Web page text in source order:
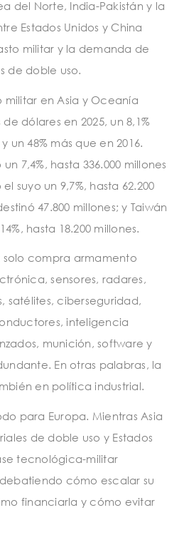
del Norte, India-Pakistán y la
Estados Unidos y China
militar y la demanda de
de doble uso.
militar en Asia y Oceanía
dólares en 2025, un 8,1%
un 48% más que en 2016.
7,4%, hasta 336.000 millones
suyo un 9,7%, hasta 62.200
47.800 millones; y Taiwán
hasta 18.200 millones.
compra armamento
sensores, radares,
satélites, ciberseguridad,
inteligencia
munición, software y
En otras palabras, la
en política industrial.
para Europa. Mientras Asia
de doble uso y Estados
tecnológica-militar
cómo escalar su
financiarla y cómo evitar